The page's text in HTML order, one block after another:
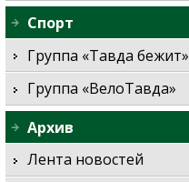
Спорт
Группа «Тавда бежит»
Группа «ВелоТавда»
Архив
Лента новостей